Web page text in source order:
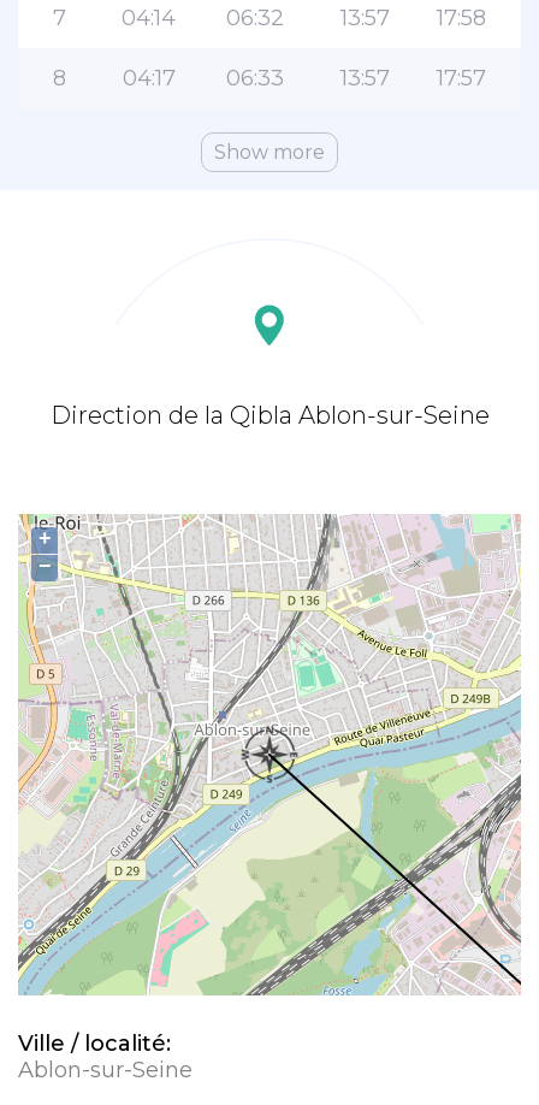
7 04:14 06:32 13:57 17:58
8 04:17 06:33 13:57 17:57
Show more
Direction de la Qibla Ablon-sur-Seine
+
−
Ville / localité:
Ablon-sur-Seine